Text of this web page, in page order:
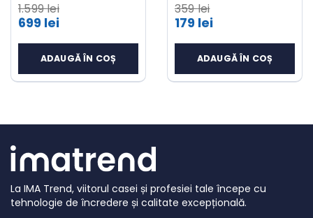
APLICATIE TUYA,
REZERVOR 60ML, 72W,
AUTOMATA A
MARGINILOR, ALB
1.599lei
Prețul
inițial
a
1.599 lei.
699 lei
Prețul
curent
este:
ADAUGĂ ÎN COȘ
TURBO FAN, 140000
RPM, 4 TREPTE,
ALBASTRU
359lei
Prețul
inițial
a
359 lei.
179 lei
Prețul
curent
este:
ADAUGĂ ÎN COȘ
La IMA Trend, viitorul casei și profesiei tale începe cu
tehnologie de încredere și calitate excepțională.